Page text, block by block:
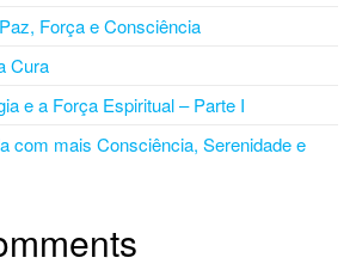
Força e Consciência
Cura
e a Força Espiritual – Parte I
com mais Consciência, Serenidade e